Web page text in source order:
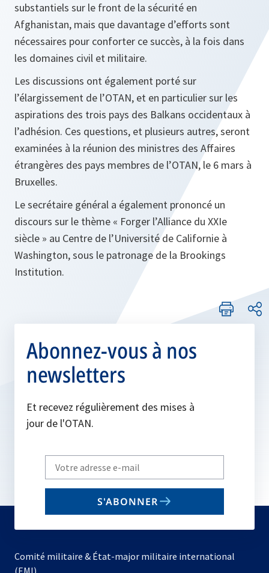
substantiels sur le front de la sécurité en
Afghanistan, mais que davantage d’efforts sont
nécessaires pour conforter ce succès, à la fois dans
les domaines civil et militaire.
Les discussions ont également porté sur
l’élargissement de l’OTAN, et en particulier sur les
aspirations des trois pays des Balkans occidentaux à
l’adhésion. Ces questions, et plusieurs autres, seront
examinées à la réunion des ministres des Affaires
étrangères des pays membres de l’OTAN, le 6 mars à
Bruxelles.
Le secrétaire général a également prononcé un
discours sur le thème « Forger l’Alliance du XXIe
siècle » au Centre de l’Université de Californie à
Washington, sous le patronage de la Brookings
Institution.
Abonnez-vous à nos
newsletters
Et recevez régulièrement des mises à
jour de l'OTAN.
Write
your
email
S'ABONNER
Comité militaire & État-major militaire international